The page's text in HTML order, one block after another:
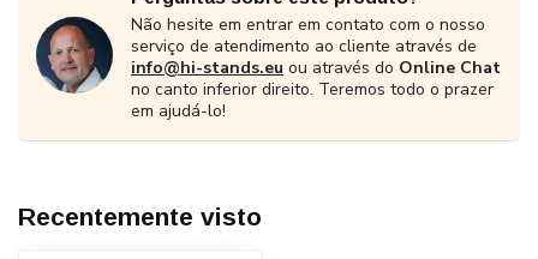
Não hesite em entrar em contato com o nosso
serviço de atendimento ao cliente através de
info@hi-stands.eu ou através do Online Chat
no canto inferior direito. Teremos todo o prazer
em ajudá-lo!
Recentemente visto